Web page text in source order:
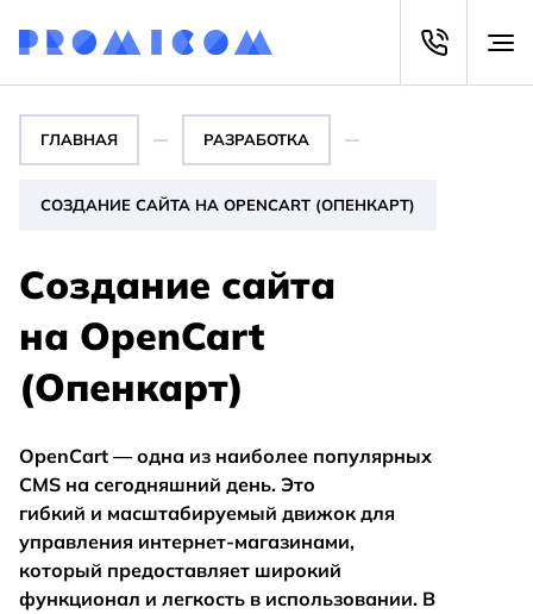
ГЛАВНАЯ РАЗРАБОТКА
СОЗДАНИЕ САЙТА НА OPENCART (ОПЕНКАРТ)
Создание сайта
на OpenCart
(Опенкарт)
OpenCart — одна из наиболее популярных
CMS на сегодняшний день. Это
гибкий и масштабируемый движок для
управления интернет-магазинами,
который предоставляет широкий
функционал и легкость в использовании. В